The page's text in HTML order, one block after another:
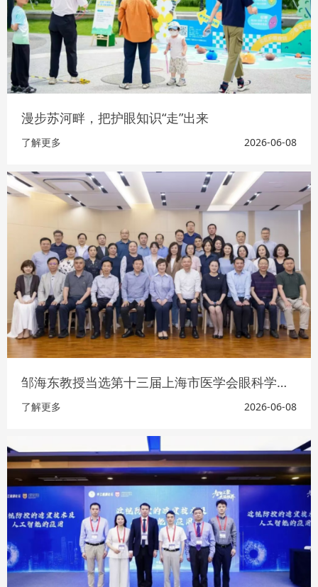
漫步苏河畔，把护眼知识“走”出来
了解更多 2026-06-08
邹海东教授当选第十三届上海市医学会眼科学分会候任主任委员
了解更多 2026-06-08